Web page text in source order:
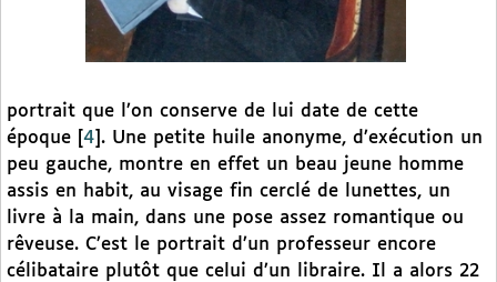
portrait que l’on conserve de lui date de cette
époque
4 . Une petite huile anonyme, d’exécution un
peu gauche, montre en effet un beau jeune homme
assis en habit, au visage fin cerclé de lunettes, un
livre à la main, dans une pose assez romantique ou
rêveuse. C’est le portrait d’un professeur encore
célibataire plutôt que celui d’un libraire. Il a alors 22